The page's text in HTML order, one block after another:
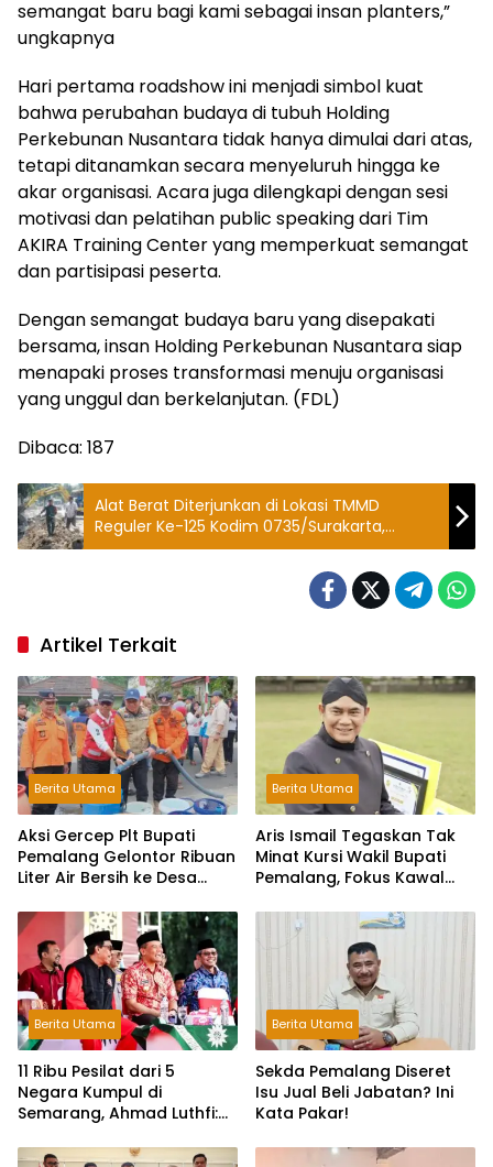
semangat baru bagi kami sebagai insan planters,”
ungkapnya
Hari pertama roadshow ini menjadi simbol kuat
bahwa perubahan budaya di tubuh Holding
Perkebunan Nusantara tidak hanya dimulai dari atas,
tetapi ditanamkan secara menyeluruh hingga ke
akar organisasi. Acara juga dilengkapi dengan sesi
motivasi dan pelatihan public speaking dari Tim
AKIRA Training Center yang memperkuat semangat
dan partisipasi peserta.
Dengan semangat budaya baru yang disepakati
bersama, insan Holding Perkebunan Nusantara siap
menapaki proses transformasi menuju organisasi
yang unggul dan berkelanjutan. (FDL)
Dibaca: 187
Alat Berat Diterjunkan di Lokasi TMMD
Reguler Ke-125 Kodim 0735/Surakarta,
Percepat Pembangunan Sasaran Fisik
Artikel Terkait
Berita Utama
Aksi Gercep Plt Bupati
Pemalang Gelontor Ribuan
Liter Air Bersih ke Desa
Berita Utama
Aris Ismail Tegaskan Tak
Minat Kursi Wakil Bupati
Pemalang, Fokus Kawal
Berita Utama
11 Ribu Pesilat dari 5
Negara Kumpul di
Semarang, Ahmad Luthfi:
Bangsa!
Berita Utama
Sekda Pemalang Diseret
Isu Jual Beli Jabatan? Ini
Kata Pakar!